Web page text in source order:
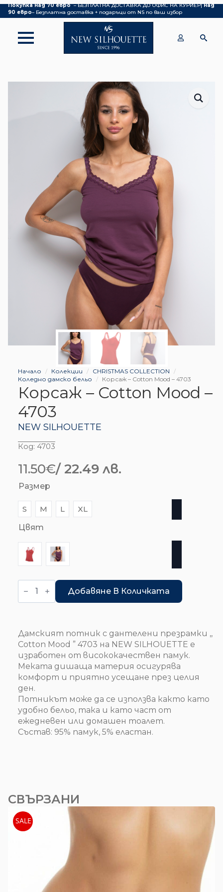
Покупка над 70 евро– БЕЗПЛАТНА ДОСТАВКА ДО ОФИС НА КУРИЕР|над
90 евро– Безплатна доставка + подаръци от NS по ваш избор
Начало Колекции
CHRISTMAS COLLECTION
Коледно дамско бельо
Корсаж – Cotton Mood – 4703
Корсаж – Cotton Mood –
4703
NEW SILHOUETTE
Код: 4703
11.50€/ 22.49 лв.
Размер
S M L
XL
Цвят
количество
за
-
4703
Добавяне В Количката
Дамският потник с дантелени презрамки ,,
Cotton Mood ” 4703 на NEW SILHOUETTE е
изработен от висококачествен памук.
Меката дишаща материя осигурява
комфорт и приятно усещане през целия
ден.
Потникът може да се използва както като
удобно бельо, така и като част от
ежедневен или домашен тоалет.
Състав: 95% памук, 5% еластан.
СВЪРЗАНИ
SALE